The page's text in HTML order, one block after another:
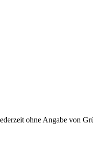
ohne Angabe von